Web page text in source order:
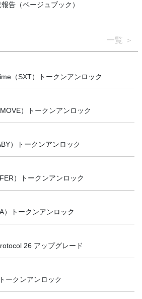
告（ベージュブック）
一覧
（SXT）トークンアンロック
）トークンアンロック
）トークンアンロック
）トークンアンロック
）トークンアンロック
26 アップグレード
ークンアンロック